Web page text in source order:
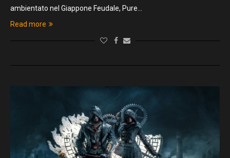
ambientato nel Giappone Feudale, Pure…
Read more